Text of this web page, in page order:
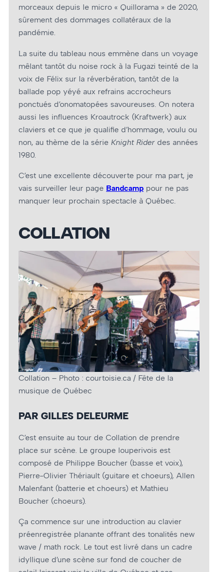
morceaux depuis le micro « Quillorama » de 2020,
sûrement des dommages collatéraux de la
pandémie.
La suite du tableau nous emmène dans un voyage
mêlant tantôt du noise rock à la Fugazi teinté de la
voix de Félix sur la réverbération, tantôt de la
ballade pop yéyé aux refrains accrocheurs
ponctués d’onomatopées savoureuses. On notera
aussi les influences Kroautrock (Kraftwerk) aux
claviers et ce que je qualifie d’hommage, voulu ou
non, au thème de la série Knight Rider des années
1980.
C’est une excellente découverte pour ma part, je
vais surveiller leur page Bandcamp pour ne pas
manquer leur prochain spectacle à Québec.
COLLATION
Collation – Photo : courtoisie.ca / Fête de la
musique de Québec
PAR GILLES DELEURME
C’est ensuite au tour de Collation de prendre
place sur scène. Le groupe louperivois est
composé de Philippe Boucher (basse et voix),
Pierre-Olivier Thériault (guitare et chœurs), Allen
Malenfant (batterie et chœurs) et Mathieu
Boucher (chœurs).
Ça commence sur une introduction au clavier
préenregistrée planante offrant des tonalités new
wave / math rock. Le tout est livré dans un cadre
idyllique d’une scène sur fond de coucher de